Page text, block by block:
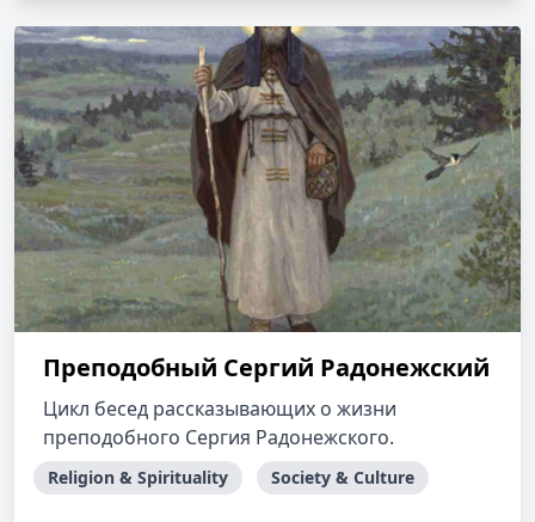
Преподобный Сергий Радонежский
Цикл бесед рассказывающих о жизни
преподобного Сергия Радонежского.
Religion & Spirituality Society & Culture